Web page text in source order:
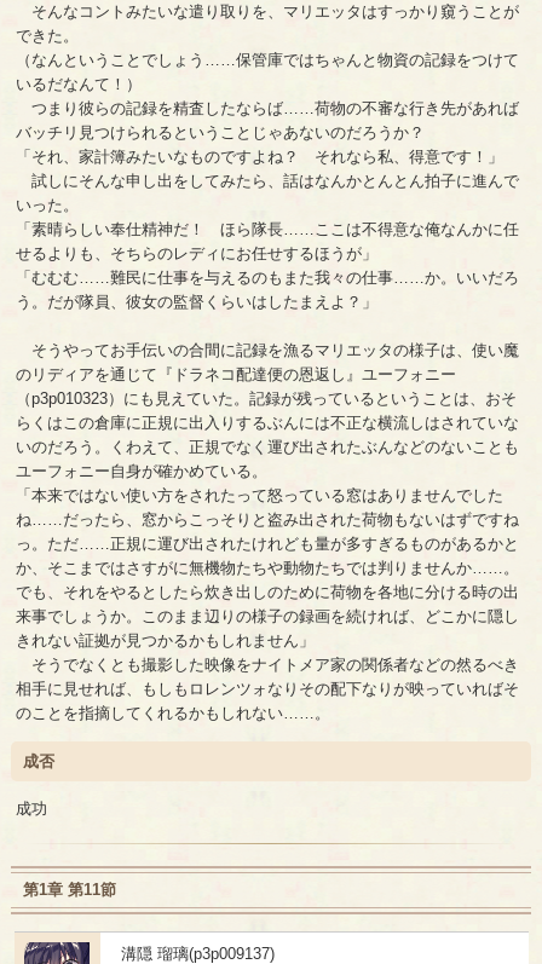
そんなコントみたいな遣り取りを、マリエッタはすっかり窺うことが
できた。
（なんということでしょう……保管庫ではちゃんと物資の記録をつけて
いるだなんて！）
つまり彼らの記録を精査したならば……荷物の不審な行き先があれば
バッチリ見つけられるということじゃあないのだろうか？
「それ、家計簿みたいなものですよね？ それなら私、得意です！」
試しにそんな申し出をしてみたら、話はなんかとんとん拍子に進んで
いった。
「素晴らしい奉仕精神だ！ ほら隊長……ここは不得意な俺なんかに任
せるよりも、そちらのレディにお任せするほうが」
「むむむ……難民に仕事を与えるのもまた我々の仕事……か。いいだろ
う。だが隊員、彼女の監督くらいはしたまえよ？」
そうやってお手伝いの合間に記録を漁るマリエッタの様子は、使い魔
のリディアを通じて『ドラネコ配達便の恩返し』ユーフォニー
（p3p010323）にも見えていた。記録が残っているということは、おそ
らくはこの倉庫に正規に出入りするぶんには不正な横流しはされていな
いのだろう。くわえて、正規でなく運び出されたぶんなどのないことも
ユーフォニー自身が確かめている。
「本来ではない使い方をされたって怒っている窓はありませんでした
ね……だったら、窓からこっそりと盗み出された荷物もないはずですね
っ。ただ……正規に運び出されたけれども量が多すぎるものがあるかと
か、そこまではさすがに無機物たちや動物たちでは判りませんか……。
でも、それをやるとしたら炊き出しのために荷物を各地に分ける時の出
来事でしょうか。このまま辺りの様子の録画を続ければ、どこかに隠し
きれない証拠が見つかるかもしれません」
そうでなくとも撮影した映像をナイトメア家の関係者などの然るべき
相手に見せれば、もしもロレンツォなりその配下なりが映っていればそ
のことを指摘してくれるかもしれない……。
成否
成功
第1章 第11節
溝隠 瑠璃(p3p009137)